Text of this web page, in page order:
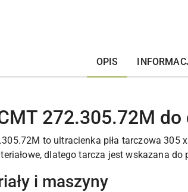
OPIS
272.305.72M
to ultracienka piła tarczowa 305
dlatego tarcza jest wskazana
i maszyny